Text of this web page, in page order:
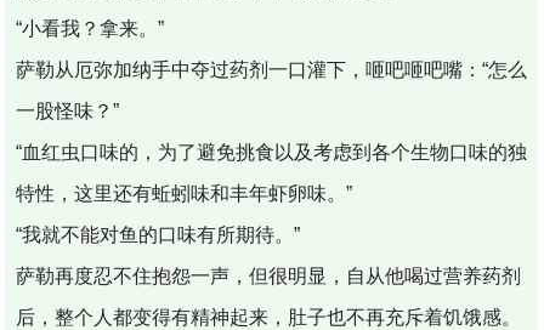
“小看我？拿来。”
萨勒从厄弥加纳手中夺过药剂一口灌下，咂吧咂吧嘴：“怎么
一股怪味？”
“血红虫口味的，为了避免挑食以及考虑到各个生物口味的独
特性，这里还有蚯蚓味和丰年虾卵味。”
“我就不能对鱼的口味有所期待。”
萨勒再度忍不住抱怨一声，但很明显，自从他喝过营养药剂
后，整个人都变得有精神起来，肚子也不再充斥着饥饿感。